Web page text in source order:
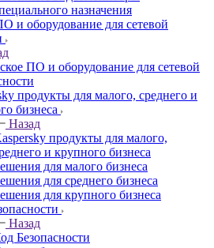
назначения
и оборудование для сетевой
ПО и оборудование для сетевой
продукты для малого, среднего и
бизнеса
Назад
продукты для малого,
и крупного бизнеса
для малого бизнеса
для среднего бизнеса
для крупного бизнеса
Назад
Безопасности